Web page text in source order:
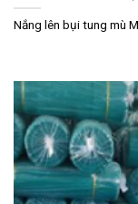
Nắng lên bụi tung mù